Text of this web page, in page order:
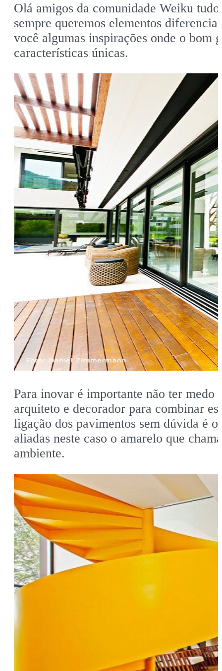
Olá amigos da comunidade Weiku
sempre queremos elementos
você algumas inspirações onde o bom
características únicas.
Para inovar é importante não ter medo
arquiteto e decorador para combinar
ligação dos pavimentos sem dúvida é
aliadas neste caso o amarelo que
ambiente.